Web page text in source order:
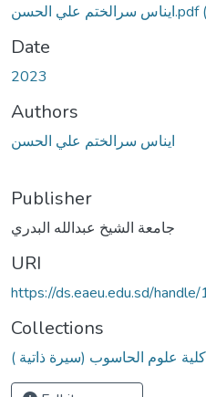
ايناس سرالختم علي الحسن.pdf
Date
2023
Authors
ايناس سرالختم علي الحسن
Publisher
جامعة الشيخ عبدالله البدري
URI
https://ds.eaeu.edu.sd/
Collections
كلية علوم الحاسوب (سيرة ذاتية )